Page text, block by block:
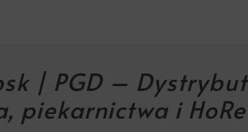
| PGD –
piekarnictwa i